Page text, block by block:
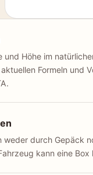
und Höhe im
Formeln und
weder durch Gepäck
kann eine